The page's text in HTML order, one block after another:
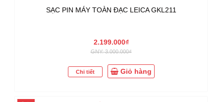
SẠC PIN MÁY TOÀN ĐẠC LEICA GKL211
2.199.000₫
GNY: 3.000.000₫
Chi tiết Giỏ hàng